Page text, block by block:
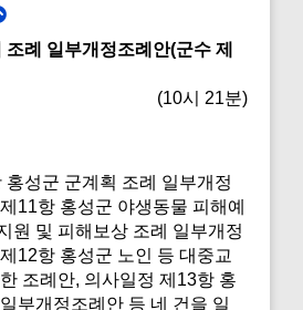
례 일부개정조례안(군수 제
(10시 21분)
홍성군 군계획 조례 일부개정
11항 홍성군 야생동물 피해예
원 및 피해보상 조례 일부개정
12항 홍성군 노인 등 대중교
조례안, 의사일정 제13항 홍
부개정조례안 등 네 건을 일